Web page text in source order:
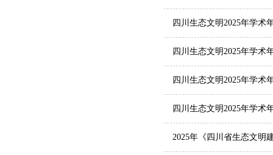
四川生态文明2025年学术
四川生态文明2025年学术
四川生态文明2025年学术
四川生态文明2025年学术
2025年《四川省生态文明